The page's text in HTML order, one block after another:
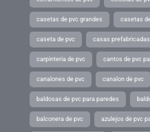
casetas de pvc grandes casetas
caseta de pvc casas
carpinteria de pvc cantos de pvc
canalones de pvc canalon de pvc
baldosas de pvc para paredes
balconera de pvc azulejos de pvc